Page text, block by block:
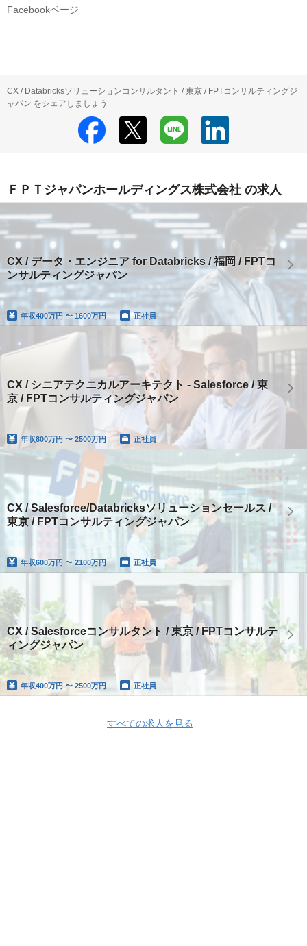
Facebookページ
CX / Databricksソリューションコンサルタント / 東京 / FPTコンサルティングジ
ャパン をシェアしましょう
ＦＰＴジャパンホールディングス株式会社 の求人
CX / データ・エンジニア for Databricks / 福岡 / FPTコ
ンサルティングジャパン
年収400万円 〜 1600万円 正社員
CX / シニアテクニカルアーキテクト - Salesforce / 東
京 / FPTコンサルティングジャパン
年収800万円 〜 2500万円 正社員
CX / Salesforce/Databricksソリューションセールス /
東京 / FPTコンサルティングジャパン
年収600万円 〜 2100万円 正社員
CX / Salesforceコンサルタント / 東京 / FPTコンサルテ
ィングジャパン
年収400万円 〜 2500万円 正社員
すべての求人を見る